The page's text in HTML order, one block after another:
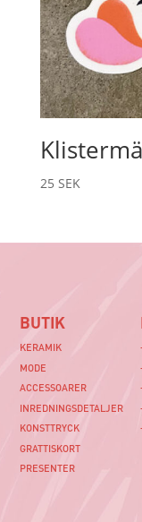
25 SEK
BUTIK
KERAMIK
MODE
ACCESSOARER
INREDNINGSDETALJER
KONSTTRYCK
GRATTISKORT
PRESENTER